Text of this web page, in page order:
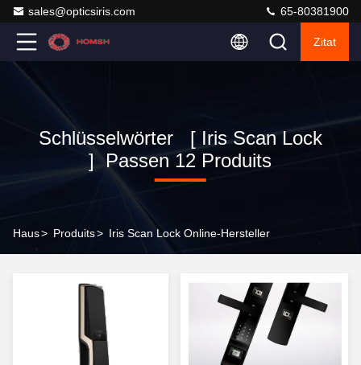
sales@opticsiris.com 65-80381900
Zitat
Schlüsselwörter [ Iris Scan Lock
] Passen 12 Produits
Haus> Produits> Iris Scan Lock Online-Hersteller